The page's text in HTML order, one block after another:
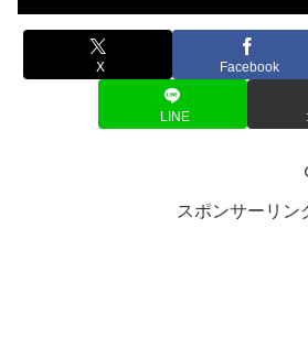
X Facebook
LINE
スポンサーリン